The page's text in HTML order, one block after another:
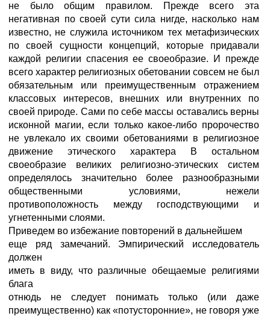
не было общим правилом. Прежде всего эта
негативная по своей сути сила нигде, насколько нам
известно, не служила источником тех метафизических
по своей сущности концепций, которые придавали
каждой религии спасения ее своеобразие. И прежде
всего характер религиозных обетовании совсем не был
обязательным или преимущественным отражением
классовых интересов, внешних или внутренних по
своей природе. Сами по себе массы оставались верны
исконной магии, если только какое-либо пророчество
не увлекало их своими обетованиями в религиозное
движение этического характера В остальном
своеобразие великих религиозно-этических систем
определялось значительно более разнообразными
общественными условиями, нежели
противоположность между господствующими и
угнетенными слоями.
Приведем во избежание повторений в дальнейшем
еще ряд замечаний. Эмпирический исследователь
должен
иметь в виду, что различные обещаемые религиями
блага
отнюдь не следует понимать только (или даже
преимущественно) как «потусторонние», не говоря уже